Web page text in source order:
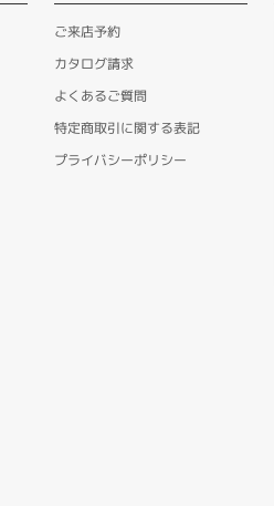
ご来店予約
カタログ請求
よくあるご質問
特定商取引に関する表記
プライバシーポリシー